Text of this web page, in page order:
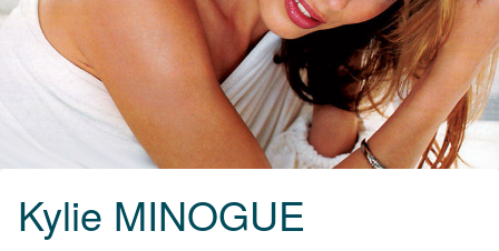
Kylie MINOGUE